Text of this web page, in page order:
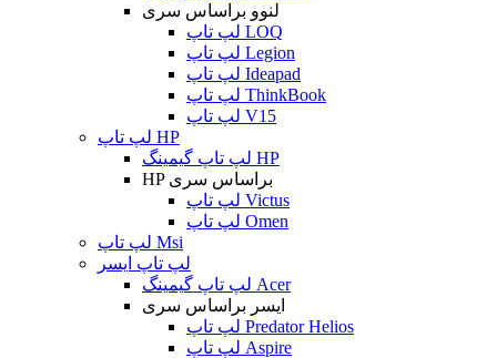
لنوو براساس سری
لپ تاپ LOQ
لپ تاپ Legion
لپ تاپ Ideapad
لپ تاپ ThinkBook
لپ تاپ V15
لپ تاپ HP
لپ تاپ گیمینگ HP
HP براساس سری
لپ تاپ Victus
لپ تاپ Omen
لپ تاپ Msi
لپ تاپ ایسر
لپ تاپ گیمینگ Acer
ایسر براساس سری
لپ تاپ Predator Helios
لپ تاپ Aspire